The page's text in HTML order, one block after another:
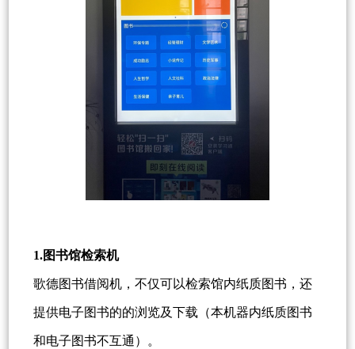
1.图书馆检索机
歌德图书借阅机，不仅可以检索馆内纸质图书，还
提供电子图书的的浏览及下载（本机器内纸质图书
和电子图书不互通）。